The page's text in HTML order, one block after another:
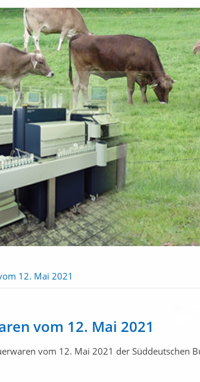
12. Mai 2021
vom 12. Mai 2021
vom 12. Mai 2021 der Süddeutschen